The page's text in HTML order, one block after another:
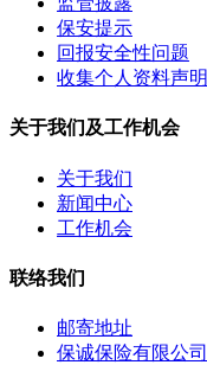
保安提示
回报安全性问题
收集个人资料声明
关于我们及工作机会
关于我们
新闻中心
工作机会
联络我们
邮寄地址
保诚保险有限公司